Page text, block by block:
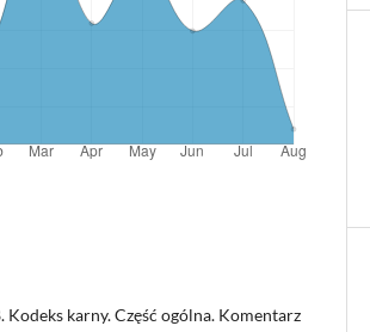
karny. Część ogólna. Komentarz